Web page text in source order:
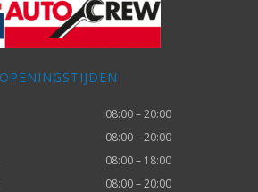
OPENINGSTIJDEN
08:00 – 20:00
08:00 – 20:00
08:00 – 18:00
08:00 – 20:00